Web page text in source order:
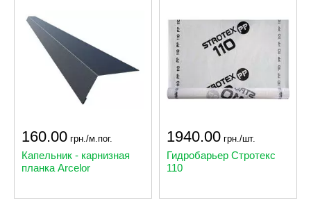
160.00 грн./м.пог.
Капельник - карнизная
планка Arcelor
1940.00 грн./шт.
Гидробарьер Стротекс
110